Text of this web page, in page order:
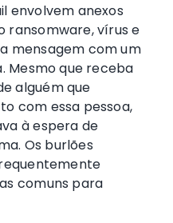
envolvem anexos
ransomware, vírus e
mensagem com um
Mesmo que receba
alguém que
com essa pessoa,
à espera de
Os burlões
comuns para